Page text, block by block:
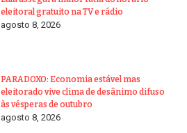
eleitoral gratuito na TV e rádio
agosto 8, 2026
PARADOXO: Economia estável mas
eleitorado vive clima de desânimo difuso
às vésperas de outubro
agosto 8, 2026